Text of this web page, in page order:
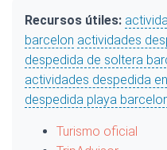
Recursos útiles:
barcelon actividades
despedida de soltera
actividades despedida
despedida playa
Turismo oficial